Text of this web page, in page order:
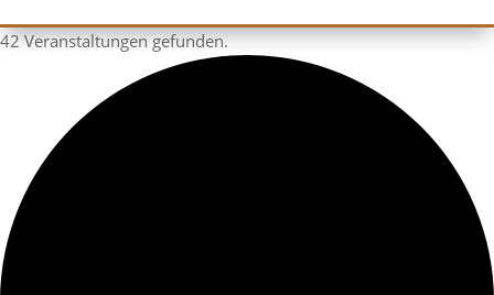
42 Veranstaltungen gefunden.